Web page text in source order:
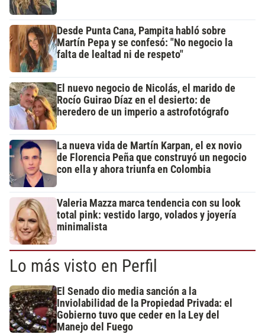
Desde Punta Cana, Pampita habló sobre
Martín Pepa y se confesó: "No negocio la
falta de lealtad ni de respeto"
El nuevo negocio de Nicolás, el marido de
Rocío Guirao Díaz en el desierto: de
heredero de un imperio a astrofotógrafo
La nueva vida de Martín Karpan, el ex novio
de Florencia Peña que construyó un negocio
con ella y ahora triunfa en Colombia
Valeria Mazza marca tendencia con su look
total pink: vestido largo, volados y joyería
minimalista
Lo más visto en Perfil
El Senado dio media sanción a la
Inviolabilidad de la Propiedad Privada: el
Gobierno tuvo que ceder en la Ley del
Manejo del Fuego